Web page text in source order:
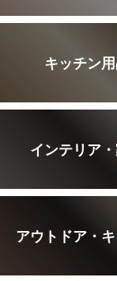
キッチン
インテリア
アウトドア・